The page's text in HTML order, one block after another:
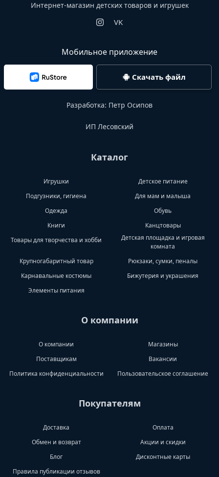
Интернет-магазин детских товаров и игрушек
VK
Мобильное приложение
Скачать файл
Разработка: Петр Осипов
ИП Лесовский
Каталог
Игрушки
Детское питание
Подгузники, гигиена
Для мам и малыша
Одежда
Обувь
Книги
Канцтовары
Товары для творчества и хобби
Детская площадка и игровая
комната
Крупногабаритный товар
Рюкзаки, сумки, пеналы
Карнавальные костюмы
Бижутерия и украшения
Элементы питания
О компании
О компании
Магазины
Поставщикам
Вакансии
Политика конфиденциальности
Пользовательское соглашение
Покупателям
Доставка
Оплата
Обмен и возврат
Акции и скидки
Блог
Дисконтные карты
Правила публикации отзывов